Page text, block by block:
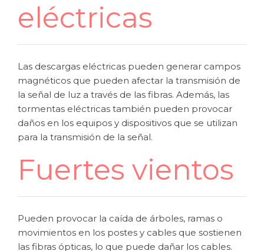
eléctricas
Las descargas eléctricas pueden generar campos
magnéticos que pueden afectar la transmisión de
la señal de luz a través de las fibras. Además, las
tormentas eléctricas también pueden provocar
daños en los equipos y dispositivos que se utilizan
para la transmisión de la señal.
Fuertes vientos
Pueden provocar la caída de árboles, ramas o
movimientos en los postes y cables que sostienen
las fibras ópticas, lo que puede dañar los cables.